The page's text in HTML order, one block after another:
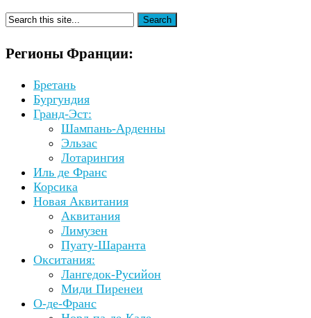
Регионы Франции:
Бретань
Бургундия
Гранд-Эст:
Шампань-Арденны
Эльзас
Лотарингия
Иль де Франс
Корсика
Новая Аквитания
Аквитания
Лимузен
Пуату-Шаранта
Окситания:
Лангедок-Русийон
Миди Пиренеи
О-де-Франс